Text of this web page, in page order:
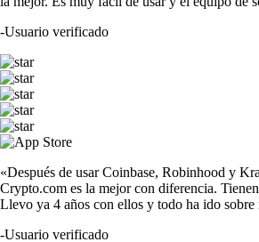
-Usuario verificado
«Después de usar Coinbase, Robinhood y
Crypto.com es la mejor con diferencia.
Llevo ya 4 años con ellos y todo ha ido
-Usuario verificado